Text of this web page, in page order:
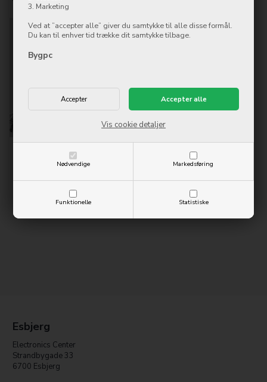
3. Marketing
Ved at ”accepter alle” giver du samtykke til alle disse formål.
Du kan til enhver tid trække dit samtykke tilbage.
Bygpc
Nødvendige Markedsføring
Funktionelle Statistiske
Vis cookie detaljer
Erhvervskonsulent
Indkøb
Esbjerg
Electronics Center
Strandbygade 33
6700 Esbjerg